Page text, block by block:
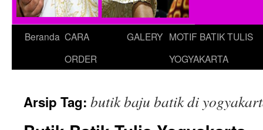
Beranda CARA
ORDER
GALERY MOTIF BATIK TULIS
YOGYAKARTA
Arsip Tag: butik baju batik di